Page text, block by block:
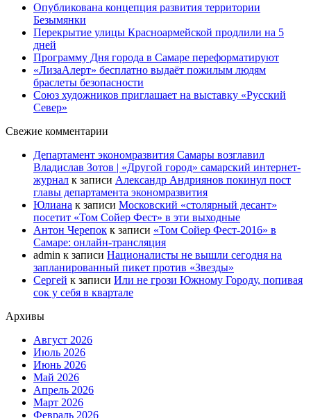
Опубликована концепция развития территории
Безымянки
Перекрытие улицы Красноармейской продлили на 5
дней
Программу Дня города в Самаре переформатируют
«ЛизаАлерт» бесплатно выдаёт пожилым людям
браслеты безопасности
Союз художников приглашает на выставку «Русский
Север»
Свежие комментарии
Департамент экономразвития Самары возглавил
Владислав Зотов | «Другой город» самарский интернет-
журнал к записи Александр Андриянов покинул пост
главы департамента экономразвития
Юлиана к записи Московский «столярный десант»
посетит «Том Сойер Фест» в эти выходные
Антон Черепок к записи «Том Сойер Фест-2016» в
Самаре: онлайн-трансляция
admin к записи Националисты не вышли сегодня на
запланированный пикет против «Звезды»
Сергей к записи Или не грози Южному Городу, попивая
сок у себя в квартале
Архивы
Август 2026
Июль 2026
Июнь 2026
Май 2026
Апрель 2026
Март 2026
Февраль 2026